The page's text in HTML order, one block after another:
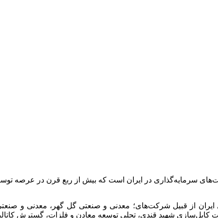
سرمایه‌گذاری در ایران است که بیش از ربع قرن در
از قبیل شرکت‌های؛ معدنی و صنعتی گل گهر، معدنی و
کابل‌سازی شهید قندی، تجلی توسعه معادن و فلزات، گسترش